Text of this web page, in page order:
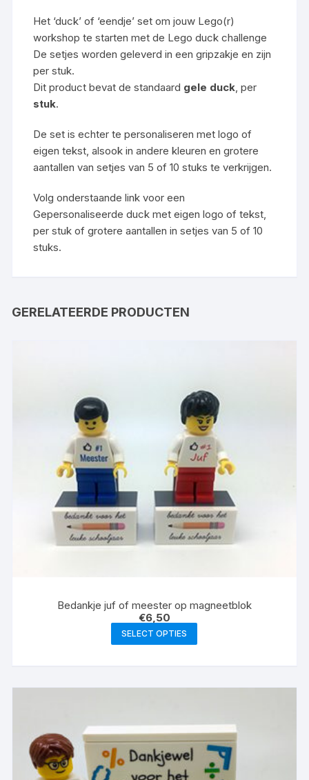
Het ‘duck’ of ‘eendje’ set om jouw Lego(r)
workshop te starten met de Lego duck challenge
De setjes worden geleverd in een gripzakje en zijn
per stuk.
Dit product bevat de standaard gele duck, per
stuk.
De set is echter te personaliseren met logo of
eigen tekst, alsook in andere kleuren en grotere
aantallen van setjes van 5 of10 stuks te verkrijgen.
Volg onderstaande link voor een
Gepersonaliseerde duck met eigen logo of tekst,
per stuk of grotere aantallen in setjes van 5 of10
stuks.
GERELATEERDE PRODUCTEN
Bedankje juf of meester op magneetblok
€6,50
SELECT OPTIES